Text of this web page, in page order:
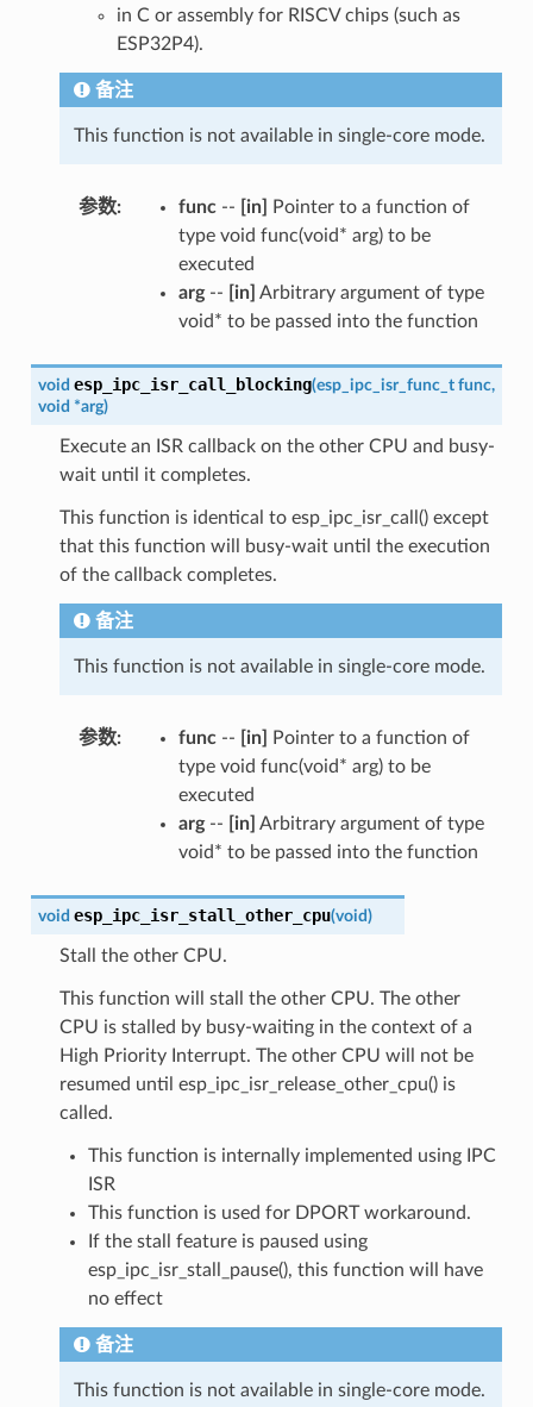
in C or assembly for RISCV chips (such as
ESP32P4).
备注
This function is not available in single-core mode.
参数: func-- [in]
Pointer to a function of
type void func(void* arg) to be
executed
arg-- [in] Arbitrary argument of type
void* to be passed into the function
void esp_ipc_isr_call_blocking(esp_ipc_isr_func_t func,
void *arg)
Execute an ISR callback on the other CPU and busy-
wait until it completes.
This function is identical to esp_ipc_isr_call() except
that this function will busy-wait until the execution
of the callback completes.
备注
This function is not available in single-core mode.
参数: func-- [in]
Pointer to a function of
type void func(void* arg) to be
executed
arg-- [in] Arbitrary argument of type
void* to be passed into the function
void esp_ipc_isr_stall_other_cpu(void)
Stall the other CPU.
This function will stall the other CPU. The other
CPU is stalled by busy-waiting in the context of a
High Priority Interrupt. The other CPU will not be
resumed until esp_ipc_isr_release_other_cpu() is
called.
This function is internally implemented using IPC
ISR
This function is used for DPORT workaround.
If the stall feature is paused using
esp_ipc_isr_stall_pause(), this function will have
no effect
备注
This function is not available in single-core mode.